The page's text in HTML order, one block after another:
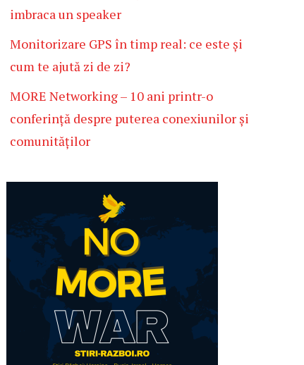
imbraca un speaker
Monitorizare GPS în timp real: ce este și
cum te ajută zi de zi?
MORE Networking – 10 ani printr-o
conferință despre puterea conexiunilor și
comunităților